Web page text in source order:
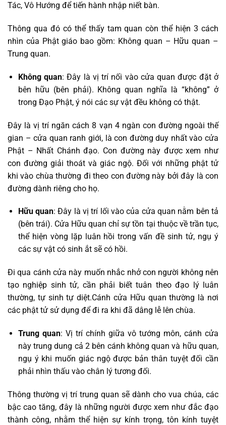
Tác, Vô Hướng để tiến hành nhập niết bàn.
Thông qua đó có thể thấy tam quan còn thể hiện 3 cách
nhìn của Phật giáo bao gồm: Không quan – Hữu quan –
Trung quan.
Không quan: Đây là vị trí nối vào cửa quan được đặt ở
bên hữu (bên phải). Không quan nghĩa là “không” ở
trong Đạo Phật, ý nói các sự vật đều không có thật.
Đây là vị trí ngăn cách 8 vạn 4 ngàn con đường ngoài thế
gian – cửa quan ranh giới, là con đường duy nhất vào cửa
Phật – Nhất Chánh đạo. Con đường này được xem như
con đường giải thoát và giác ngộ. Đối với những phật tử
khi vào chùa thường đi theo con đường này bởi đây là con
đường dành riêng cho họ.
Hữu quan: Đây là vị trí lối vào của cửa quan nằm bên tả
(bên trái). Cửa Hữu quan chỉ sự tồn tại thuộc về trần tục,
thể hiện vòng lặp luân hồi trong vấn đề sinh tử, ngụ ý
các sự vật có sinh ắt sẽ có hồi.
Đi qua cánh cửa này muốn nhắc nhở con người không nên
tạo nghiệp sinh tử, cần phải biết tuân theo đạo lý luân
thường, tự sinh tự diệt.Cánh cửa Hữu quan thường là nơi
các phật tử sử dụng để đi ra khi đã dâng lễ lên chùa.
Trung quan: Vị trí chính giữa vô tướng môn, cánh cửa
này trung dung cả 2 bên cánh không quan và hữu quan,
ngụ ý khi muốn giác ngộ được bản thân tuyệt đối cần
phải nhìn thấu vào chân lý tương đối.
Thông thường vị trí trung quan sẽ dành cho vua chúa, các
bậc cao tăng, đây là những người được xem như đắc đạo
thành công, nhằm thể hiện sự kính trọng, tôn kính tuyệt